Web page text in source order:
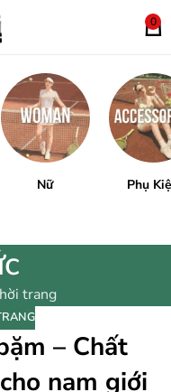
0
Nữ Phụ
trang
– Chất
nam giới